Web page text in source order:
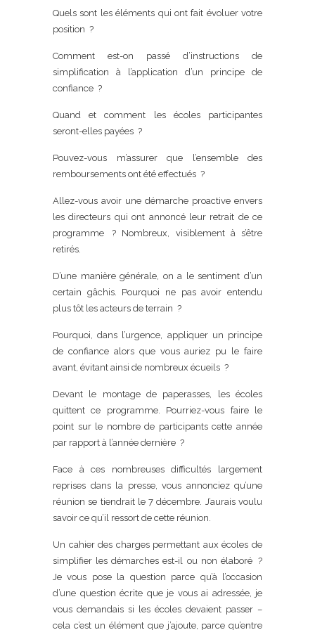
Quels sont les éléments qui ont fait évoluer votre
position ?
Comment est-on passé d’instructions de
simplification à l’application d’un principe de
confiance ?
Quand et comment les écoles participantes
seront-elles payées ?
Pouvez-vous m’assurer que l’ensemble des
remboursements ont été effectués ?
Allez-vous avoir une démarche proactive envers
les directeurs qui ont annoncé leur retrait de ce
programme ? Nombreux, visiblement à s’être
retirés.
D’une manière générale, on a le sentiment d’un
certain gâchis. Pourquoi ne pas avoir entendu
plus tôt les acteurs de terrain ?
Pourquoi, dans l’urgence, appliquer un principe
de confiance alors que vous auriez pu le faire
avant, évitant ainsi de nombreux écueils ?
Devant le montage de paperasses, les écoles
quittent ce programme. Pourriez-vous faire le
point sur le nombre de participants cette année
par rapport à l’année dernière ?
Face à ces nombreuses difficultés largement
reprises dans la presse, vous annonciez qu’une
réunion se tiendrait le 7 décembre. J’aurais voulu
savoir ce qu’il ressort de cette réunion.
Un cahier des charges permettant aux écoles de
simplifier les démarches est-il ou non élaboré ?
Je vous pose la question parce qu’à l’occasion
d’une question écrite que je vous ai adressée, je
vous demandais si les écoles devaient passer –
cela c’est un élément que j’ajoute, parce qu’entre